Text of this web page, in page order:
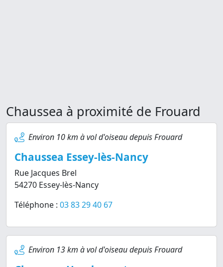
Chaussea à proximité de Frouard
Environ 10 km à vol d'oiseau depuis Frouard
Chaussea Essey-lès-Nancy
Rue Jacques Brel
54270 Essey-lès-Nancy
Téléphone : 03 83 29 40 67
Environ 13 km à vol d'oiseau depuis Frouard